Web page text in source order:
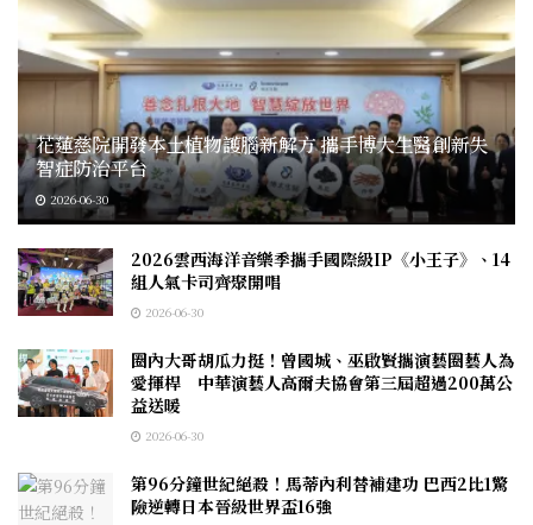
花蓮慈院開發本土植物護腦新解方 攜手博大生醫創新失
智症防治平台
2026-06-30
2026雲西海洋音樂季攜手國際級IP《小王子》、14
組人氣卡司齊聚開唱
2026-06-30
圈內大哥胡瓜力挺！曾國城、巫啟賢攜演藝圈藝人為
愛揮桿 中華演藝人高爾夫協會第三屆超過200萬公
益送暖
2026-06-30
第96分鐘世紀絕殺！馬蒂內利替補建功 巴西2比1驚
險逆轉日本晉級世界盃16強